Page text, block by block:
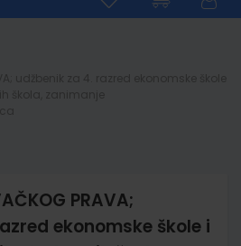
PRAVA;
ekonomske škole i